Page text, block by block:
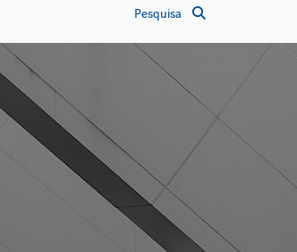
Pesquisa